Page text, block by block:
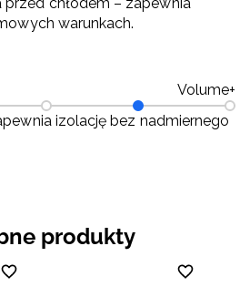
chłodem – zapewnia
warunkach.
Volume+
izolację bez nadmiernego
produkty